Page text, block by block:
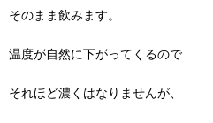
そのまま飲みます。
温度が自然に下がってくるので
それほど濃くはなりませんが、